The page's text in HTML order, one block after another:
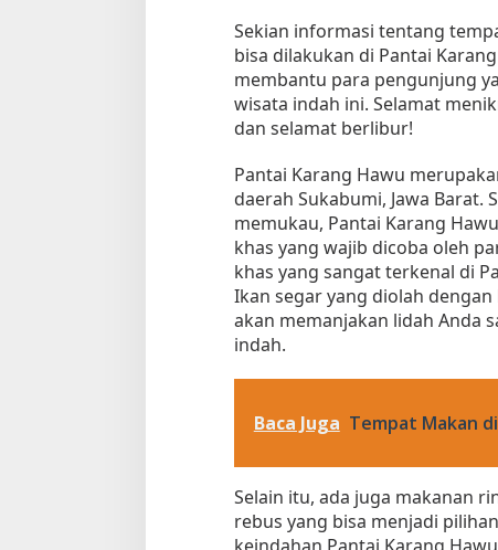
Sekian informasi tentang
bisa dilakukan di Pantai
membantu para pengunjung
wisata indah ini. Selamat
dan selamat berlibur!
Pantai Karang Hawu
daerah Sukabumi, Jawa Barat.
memukau, Pantai Karang
khas yang wajib dicoba oleh
khas yang sangat terkenal di
Ikan segar yang diolah
akan memanjakan lidah Anda
indah.
Baca Juga Tempat Makan di
Selain itu, ada juga makanan
rebus yang bisa menjadi